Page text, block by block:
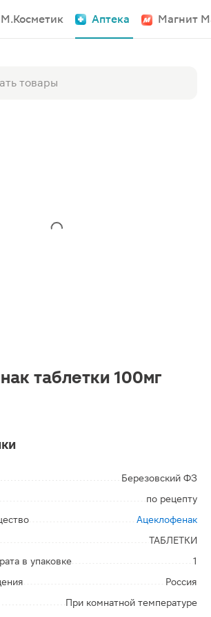
М.Косметик Аптека Магнит
таблетки 100мг
Березовский ФЗ
по рецепту
Ацеклофенак
ТАБЛЕТКИ
в упаковке
1
Россия
При комнатной температуре